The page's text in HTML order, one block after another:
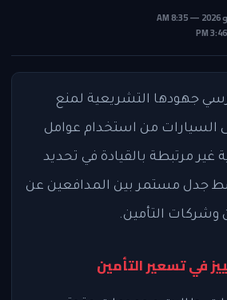
جهودها التشريعية لمنع
السيارات من استخدام عوامل
غير مرتبطة بالقيادة في تحديد
جدل مستمر بين المدافعين عن
التأمين.
في تسعير التأمين